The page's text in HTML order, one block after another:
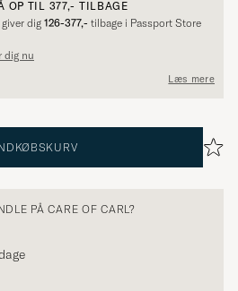
OP TIL 377,- TILBAGE
dig 126-377,- tilbage i Passport Store
dig nu
Læs mere
PÅ CARE OF CARL?